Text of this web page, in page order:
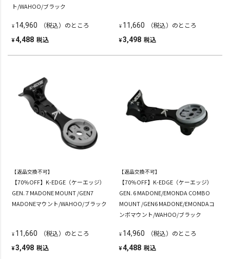
ト/WAHOO/ブラック
¥ 14,960 （税込）のところ
¥4,488 税込
¥ 11,660 （税込）のところ
¥3,498 税込
【返品交換不可】
【70％OFF】K-EDGE（ケーエッジ）
GEN. 7 MADONE MOUNT /GEN7
MADONEマウント/WAHOO/ブラック
¥ 11,660 （税込）のところ
¥3,498 税込
【返品交換不可】
【70％OFF】K-EDGE（ケーエッジ）
GEN. 6 MADONE/EMONDA COMBO
MOUNT /GEN6 MADONE/EMONDAコ
ンボマウント/WAHOO/ブラック
¥ 14,960 （税込）のところ
¥4,488 税込